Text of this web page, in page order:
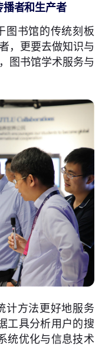
播者和生产者
图书馆的传统刻板
，更要去做知识与
图书馆学术服务与
计方法更好地服务
工具分析用户的搜
统优化与信息技术